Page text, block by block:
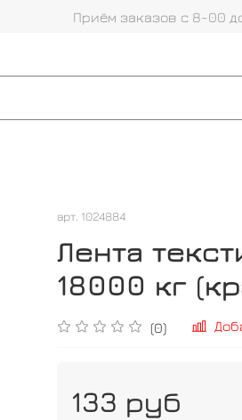
Приём заказов с 8-00
арт. 1024884
Лента
18000 кг
(0)
133 руб